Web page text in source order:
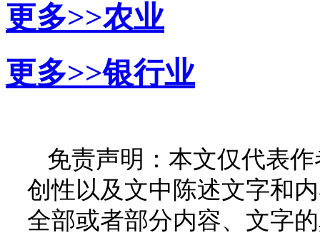
更多>>农业
更多>>银行业
免责声明：本文仅代表
创性以及文中陈述文字和
全部或者部分内容、文字